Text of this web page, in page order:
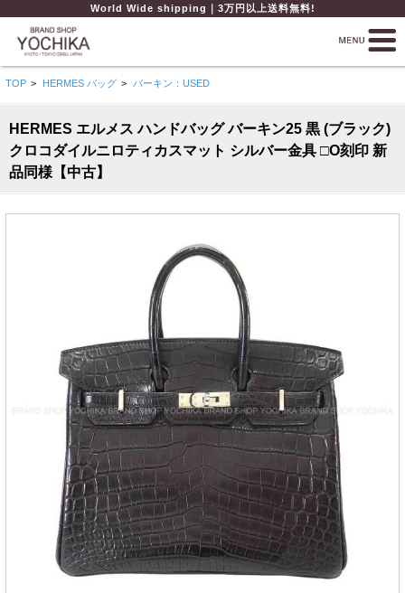
World Wide shipping｜3万円以上送料無料!
TOP > HERMES バッグ > バーキン：USED
HERMES エルメス ハンドバッグ バーキン25 黒 (ブラック)
クロコダイルニロティカスマット シルバー金具 □O刻印 新
品同様【中古】